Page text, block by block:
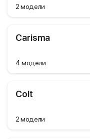
2 модели
Carisma
4 модели
Colt
2 модели